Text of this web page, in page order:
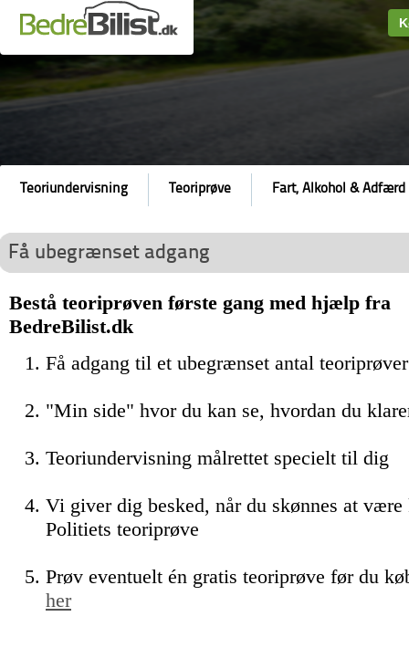
Teoriundervisning Teoriprøve Fart, Alkohol & Adfærd
Få ubegrænset adgang
Bestå teoriprøven første gang med hjælp fra
BedreBilist.dk
Få adgang til et ubegrænset antal teoriprøver
"Min side" hvor du kan se, hvordan du
Teoriundervisning målrettet specielt til dig
Vi giver dig besked, når du skønnes at
Politiets teoriprøve
Prøv eventuelt én gratis teoriprøve før du
her